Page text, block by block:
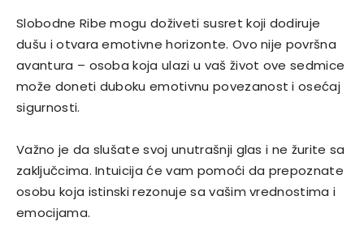
Slobodne Ribe mogu doživeti susret koji dodiruje
dušu i otvara emotivne horizonte. Ovo nije površna
avantura – osoba koja ulazi u vaš život ove sedmice
može doneti duboku emotivnu povezanost i osećaj
sigurnosti.
Važno je da slušate svoj unutrašnji glas i ne žurite sa
zaključcima. Intuicija će vam pomoći da prepoznate
osobu koja istinski rezonuje sa vašim vrednostima i
emocijama.